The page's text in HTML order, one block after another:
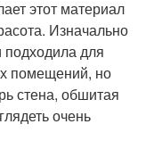
этот материал
Изначально
подходила для
помещений, но
стена, обшитая
очень